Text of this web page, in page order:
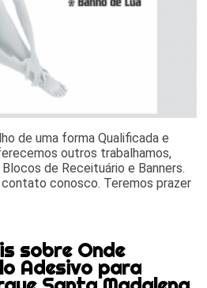
de uma forma Qualificada e
outros trabalhamos,
de Receituário e Banners.
conosco. Teremos prazer
sobre Onde
Adesivo para